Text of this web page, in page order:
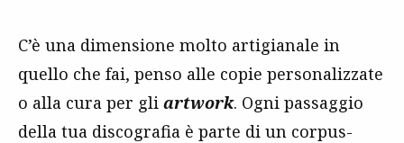
C’è una dimensione molto artigianale in
quello che fai, penso alle copie personalizzate
o alla cura per gli artwork. Ogni passaggio
della tua discografia è parte di un corpus-